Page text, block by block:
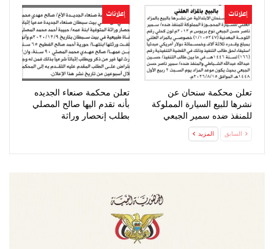
المحرقي
الحضور…
إعلانات
تعلن محكمة سنحان عن
نشرها للبيع السيارة المملوكة
للمنفذ ضده سمير الجبعي
إعلانات
تعلن محكمة صنعاء الجديده
بأنه تقدم اليها صالح المصلي
بطلب إنحصار وراثة
السابق المزيد